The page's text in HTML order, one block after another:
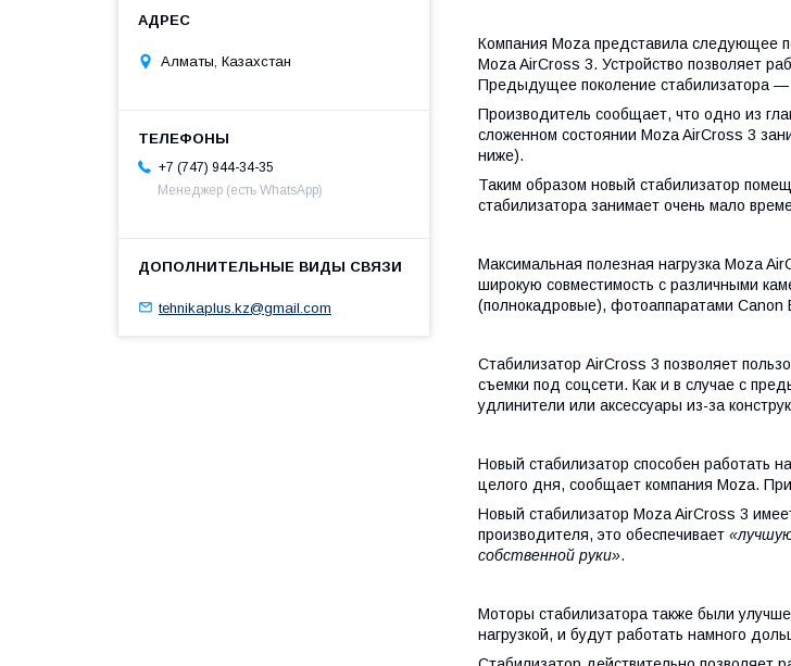
Компания Moza представила следующее
Moza AirCross 3. Устройство позволяет
Предыдущее поколение стабилизатора —
Производитель сообщает, что одно из
сложенном состоянии Moza AirCross 3
ниже).
Таким образом новый стабилизатор
стабилизатора занимает очень мало
Максимальная полезная нагрузка Moza
широкую совместимость с различными
(полнокадровые), фотоаппаратами Canon
Стабилизатор AirCross 3 позволяет
съемки под соцсети. Как и в случае с
удлинители или аксессуары из-за
Новый стабилизатор способен работать
целого дня, сообщает компания Moza.
Новый стабилизатор Moza AirCross 3
производителя, это обеспечивает
собственной руки».
Моторы стабилизатора также были
нагрузкой, и будут работать намного
Алматы, Казахстан
+7 (747) 944-34-35
Менеджер (есть WhatsApp)
tehnikaplus.kz@gmail.com